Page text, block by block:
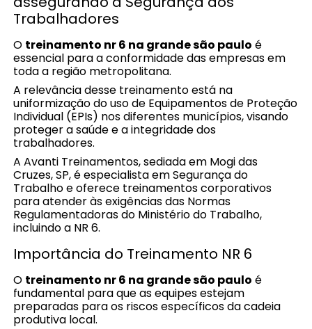
Trabalhadores
O treinamento nr 6 na grande são paulo é
essencial para a conformidade das empresas em
toda a região metropolitana.
A relevância desse treinamento está na
uniformização do uso de Equipamentos de Proteção
Individual (EPIs) nos diferentes municípios, visando
proteger a saúde e a integridade dos
trabalhadores.
A Avanti Treinamentos, sediada em Mogi das
Cruzes, SP, é especialista em Segurança do
Trabalho e oferece treinamentos corporativos
para atender às exigências das Normas
Regulamentadoras do Ministério do Trabalho,
incluindo a NR 6.
Importância do Treinamento NR 6
O treinamento nr 6 na grande são paulo é
fundamental para que as equipes estejam
preparadas para os riscos específicos da cadeia
produtiva local.